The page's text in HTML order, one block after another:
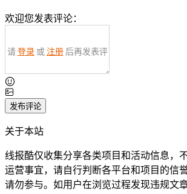
欢迎您发表评论：
请 登录 或 注册 后再发表评
发布评论
关于本站
线报酷仅收集分享各类项目和活动信息，
运营事宜，请自行判断各平台和项目的信
请勿参与。如用户在浏览过程发现违规文